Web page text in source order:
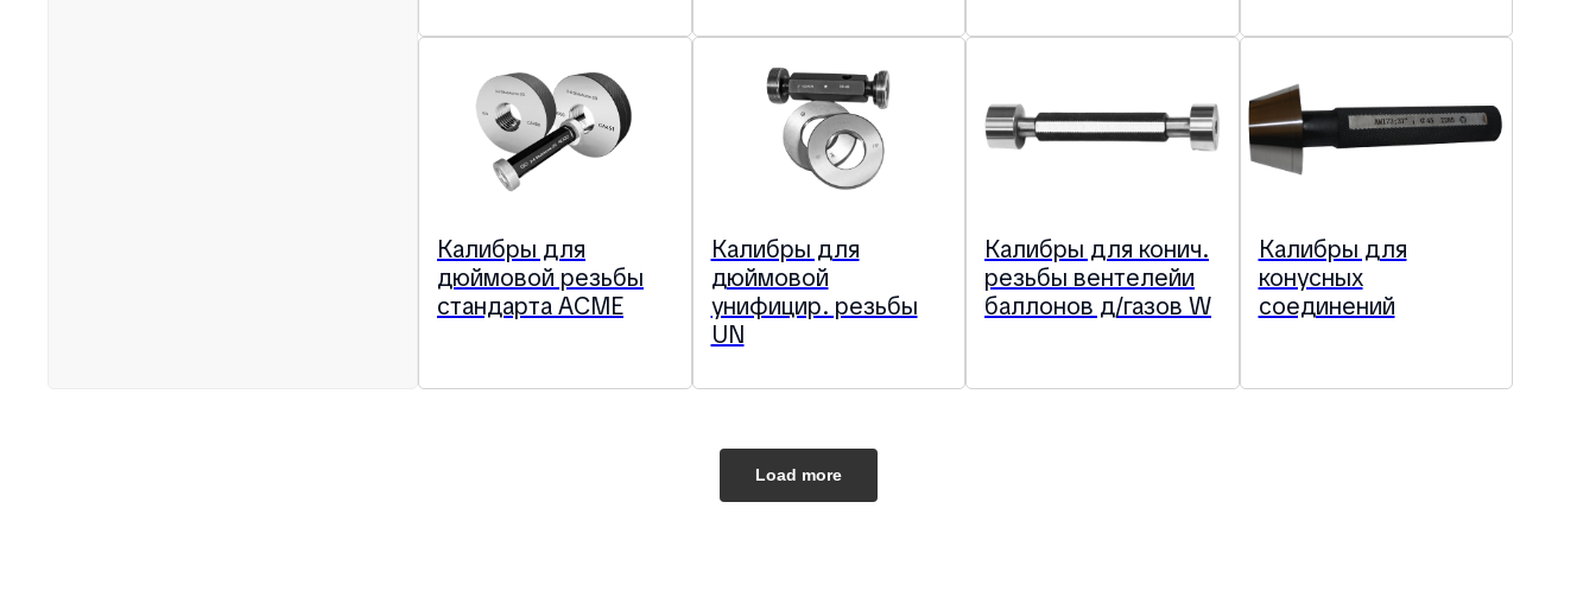
Калибры для
дюймовой резьбы
стандарта ACME
Калибры для
дюймовой
унифицир. резьбы
UN
Калибры для конич.
резьбы вентелейи
баллонов д/газов W
Калибры для
конусных
соединений
Load more